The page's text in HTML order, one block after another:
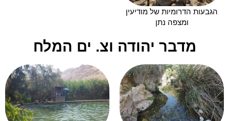
הגבעות הדרומיות של מודיעין
ומצפה נתן
מדבר יהודה וצ. ים המלח